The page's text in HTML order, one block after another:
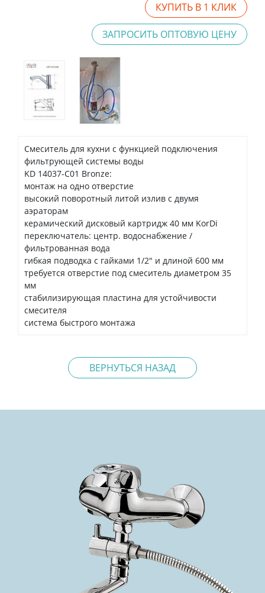
КУПИТЬ В 1 КЛИК
ЗАПРОСИТЬ ОПТОВУЮ ЦЕНУ
Смеситель для кухни с функцией подключения
фильтрующей системы воды
KD 14037-C01 Bronze:
монтаж на одно отверстие
высокий поворотный литой излив с двумя
аэраторам
керамический дисковый картридж 40 мм KorDi
переключатель: центр. водоснабжение /
фильтрованная вода
гибкая подводка с гайками 1/2" и длиной 600 мм
требуется отверстие под смеситель диаметром 35
мм
стабилизирующая пластина для устойчивости
смесителя
система быстрого монтажа
ВЕРНУТЬСЯ НАЗАД